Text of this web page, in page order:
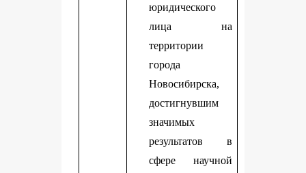
юридического
лица на
территории
города
Новосибирска,
достигнувшим
значимых
результатов в
сфере научной